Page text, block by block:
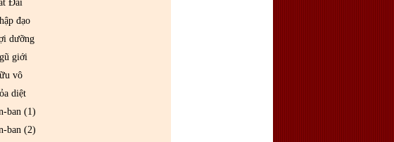
Đãi
đạo
dưỡng
giới
vô
diệt
ban (1)
ban (2)